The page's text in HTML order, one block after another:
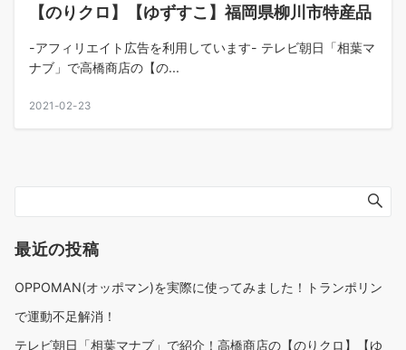
【のりクロ】【ゆずすこ】福岡県柳川市特産品
-アフィリエイト広告を利用しています- テレビ朝日「相葉マ
ナブ」で高橋商店の【の...
2021-02-23
最近の投稿
OPPOMAN(オッポマン)を実際に使ってみました！トランポリン
で運動不足解消！
テレビ朝日「相葉マナブ」で紹介！高橋商店の【のりクロ】【ゆ